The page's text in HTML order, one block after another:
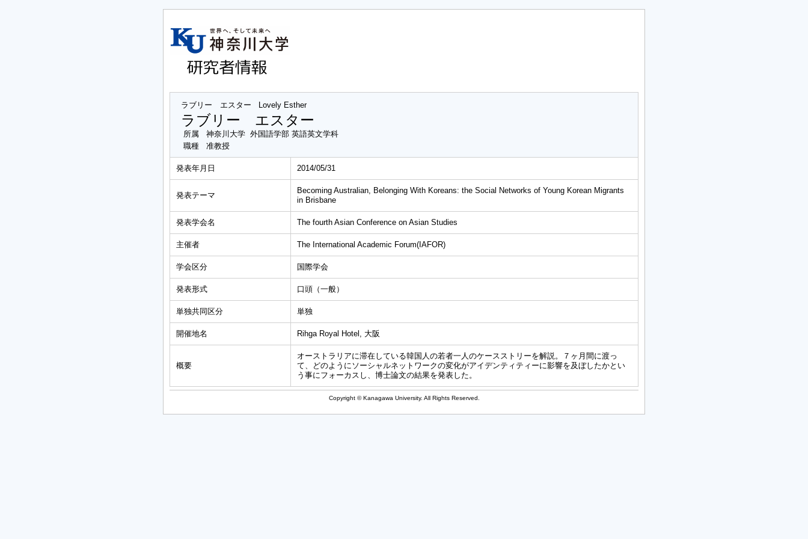
ラブリー エスター Lovely Esther
ラブリー エスター
所属
神奈川大学 外国語学部 英語英文学科
職種
准教授
発表年月日 2014/05/31
発表テーマ
Becoming Australian, Belonging With Koreans: the Social Networks of Young Korean Migrants
in Brisbane
発表学会名 The fourth Asian Conference on Asian Studies
主催者 The International Academic Forum(IAFOR)
学会区分 国際学会
発表形式 口頭（一般）
単独共同区分 単独
開催地名 Rihga Royal Hotel, 大阪
概要
オーストラリアに滞在している韓国人の若者一人のケースストリーを解説。７ヶ月間に渡っ
て、どのようにソーシャルネットワークの変化がアイデンティティーに影響を及ぼしたかとい
う事にフォーカスし、博士論文の結果を発表した。
Copyright © Kanagawa University. All Rights Reserved.